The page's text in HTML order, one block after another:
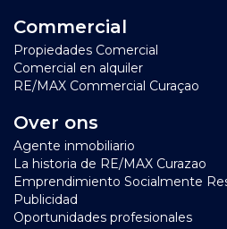
Commercial
Propiedades Comercial
Comercial en alquiler
RE/MAX Commercial Curaçao
Over ons
Agente inmobiliario
La historia de RE/MAX Curazao
Emprendimiento Socialmente
Publicidad
Oportunidades profesionales